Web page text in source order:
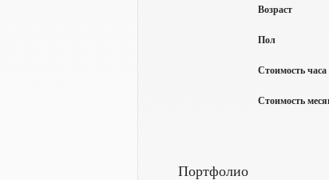
Возраст
Пол
Стоимость
Стоимость
Портфолио